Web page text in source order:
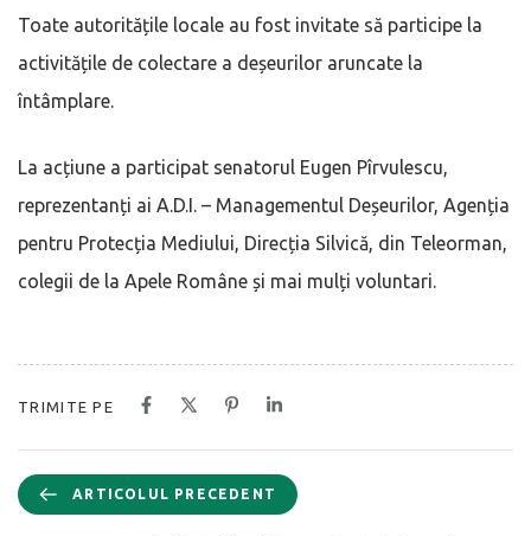
Toate autoritățile locale au fost invitate să participe la
activitățile de colectare a deșeurilor aruncate la
întâmplare.
La acțiune a participat senatorul Eugen Pîrvulescu,
reprezentanți ai A.D.I. – Managementul Deșeurilor, Agenția
pentru Protecția Mediului, Direcția Silvică, din Teleorman,
colegii de la Apele Române și mai mulți voluntari.
TRIMITE PE
ARTICOLUL PRECEDENT